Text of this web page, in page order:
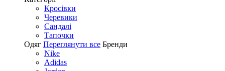
Кросівки
Черевики
Сандалі
Tапочки
Одяг Переглянути все Бренди
Nike
Adidas